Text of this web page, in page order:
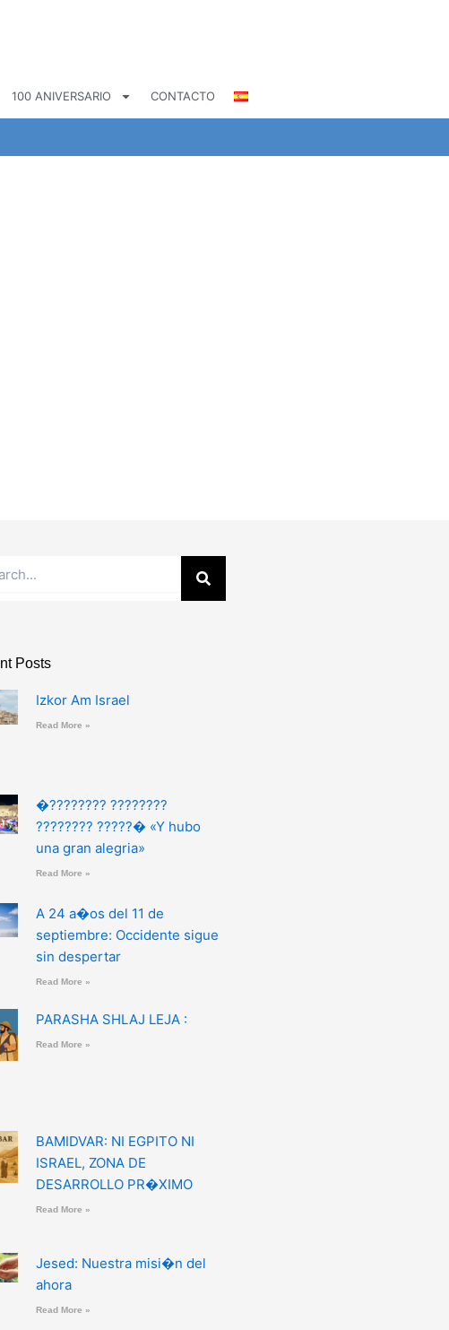
100 ANIVERSARIO CONTACTO
Posts
Izkor Am Israel
Read More »
�???????? ????????
???????? ?????� «Y hubo
una gran alegria»
Read More »
A 24 a�os del 11 de
septiembre: Occidente sigue
sin despertar
Read More »
PARASHA SHLAJ LEJA :
Read More »
BAMIDVAR: NI EGPITO NI
ISRAEL, ZONA DE
DESARROLLO PR�XIMO
Read More »
Jesed: Nuestra misi�n del
ahora
Read More »